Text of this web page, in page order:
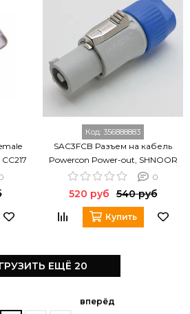
Код: 356888883
SAC3FCB Разъем на кабель
Powercon Power-out, SHNOOR
0
520 руб 540 руб
Купить
ЕЩЁ 20
вперёд